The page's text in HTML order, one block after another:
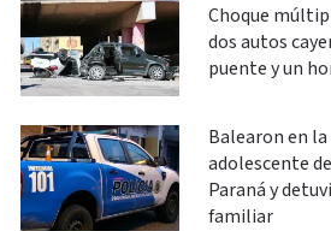
Choque
dos autos
puente y un
Balearon en
adolescente
Paraná y
familiar